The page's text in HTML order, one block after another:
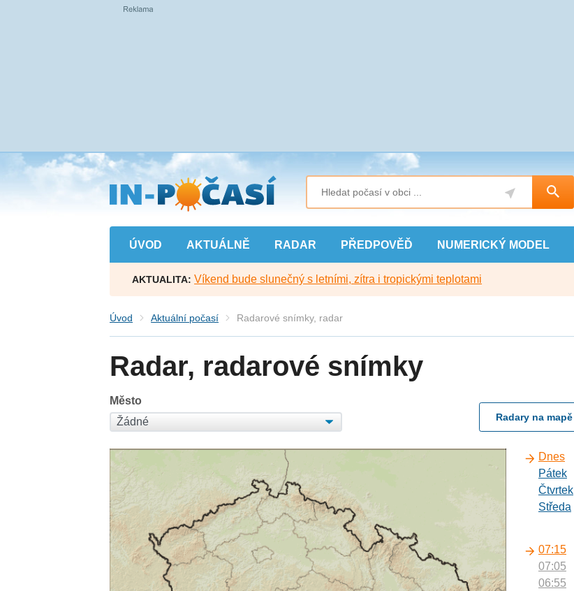
Přejít
na
hlavní
obsah
ÚVOD AKTUÁLNĚ RADAR PŘEDPOVĚĎ NUMERICKÝ MODEL
AKTUALITA: Víkend bude slunečný s letními, zítra i tropickými teplotami
Úvod Aktuální počasí Radarové snímky, radar
Radar, radarové snímky
Město
Radary na mapě
Dnes
Pátek
Čtvrtek
Středa
07:15
07:05
06:55